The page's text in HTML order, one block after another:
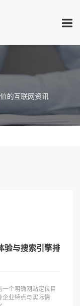
的互联网资讯
验与搜索引擎排
个明确网站定位目
企业特点与实际情